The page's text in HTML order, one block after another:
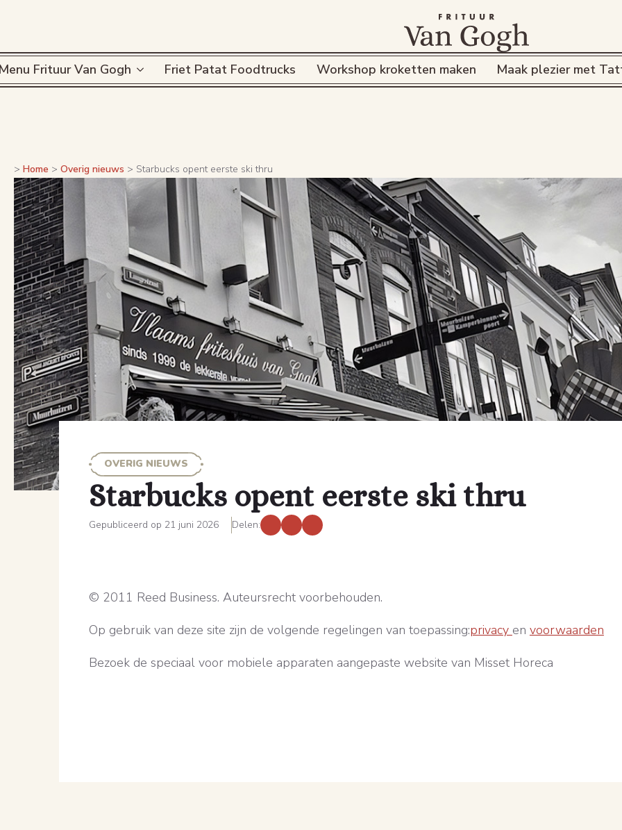
Frituur Van Gogh Friet Patat Foodtrucks Workshop kroketten maken Maak plezier met
> Home > Overig nieuws > Starbucks opent eerste ski thru
OVERIG NIEUWS
Starbucks opent eerste ski thru
Gepubliceerd op 21 juni 2026 Delen:
© 2011 Reed Business. Auteursrecht voorbehouden.
Op gebruik van deze site zijn de volgende regelingen van toepassing:privacy en voorwaarden
Bezoek de speciaal voor mobiele apparaten aangepaste website van Misset Horeca